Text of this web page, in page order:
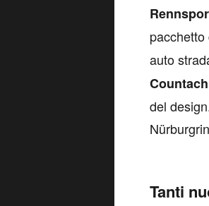
pacchetto
auto
Countach
del
Tanti